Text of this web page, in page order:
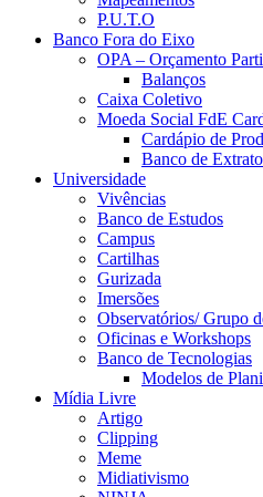
P.U.T.O
Banco Fora do Eixo
OPA – Orçamento
Balanços
Caixa Coletivo
Moeda Social FdE
Cardápio de
Banco de
Universidade
Vivências
Banco de Estudos
Campus
Cartilhas
Gurizada
Imersões
Observatórios/ Grupo
Oficinas e Workshops
Banco de Tecnologias
Modelos de
Mídia Livre
Artigo
Clipping
Meme
Midiativismo